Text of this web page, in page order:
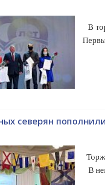
В
северян
В